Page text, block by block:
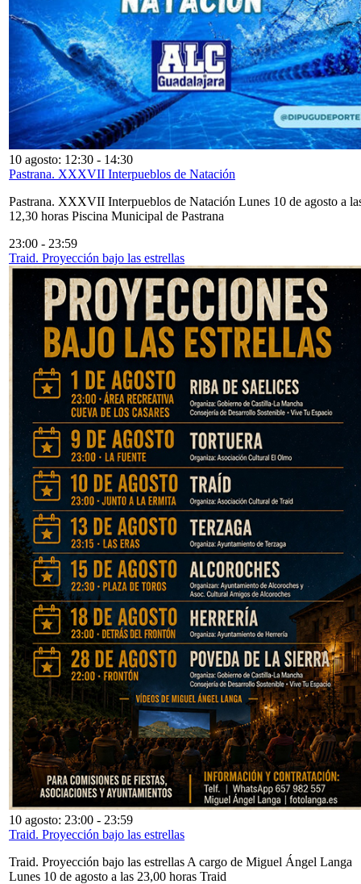
10 agosto: 12:30 - 14:30
Pastrana. XXXVII Interpueblos de Natación
Pastrana. XXXVII Interpueblos de Natación Lunes 10 de agosto a
12,30 horas Piscina Municipal de Pastrana
23:00 - 23:59
Traid. Proyección bajo las estrellas
10 agosto: 23:00 - 23:59
Traid. Proyección bajo las estrellas
Traid. Proyección bajo las estrellas A cargo de Miguel Ángel Langa
Lunes 10 de agosto a las 23,00 horas Traid